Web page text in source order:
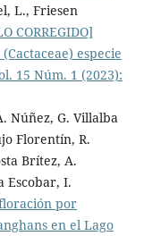
L., Friesen
CORREGIDO]
especie
15 Núm. 1 (2023):
Núñez, G. Villalba
Florentín, R.
Brítez, A.
Escobar, I.
por
en el Lago